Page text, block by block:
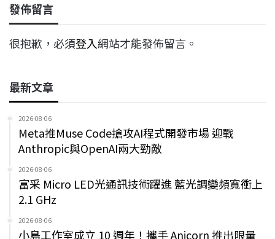
發佈留言
很抱歉，必須登入網站才能發佈留言。
最新文章
2026-08-06
Meta推Muse Code搶攻AI程式開發市場 迎戰
Anthropic與OpenAI兩大勁敵
2026-08-06
富采 Micro LED光通訊技術躍進 藍光調變頻寬衝上
2.1 GHz
2026-08-06
小島工作室成立 10 週年！攜手 Anicorn 推出限量